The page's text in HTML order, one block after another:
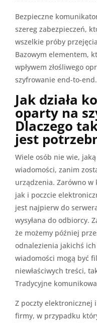
Bezpieczne
szereg zabezpieczeń,
wszelkie próby
Bazowym elementem,
wpływem złośliwego
szyfrowanie end-to-end.
Jak działa
oparty na
Dlaczego
jest
Wiele osób nie wie,
wiadomości, zanim
urządzenia. Zarówno
jak i poczcie
jest najpierw do
wysyłana do odbiorcy.
że możemy później
odnalezienia jakichś
wiadomości mogą być
niewłaściwych treści,
Tradycyjne
Z poczty elektronicznej
firmy, w przypadku